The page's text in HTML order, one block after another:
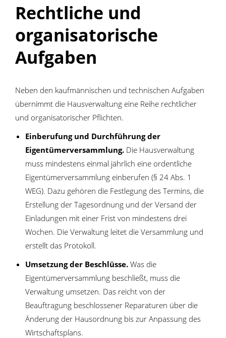
Rechtliche und
organisatorische
Aufgaben
Neben den kaufmännischen und technischen Aufgaben
übernimmt die Hausverwaltung eine Reihe rechtlicher
und organisatorischer Pflichten.
Einberufung und Durchführung der
Eigentümerversammlung. Die Hausverwaltung
muss mindestens einmal jährlich eine ordentliche
Eigentümerversammlung einberufen (§ 24 Abs. 1
WEG). Dazu gehören die Festlegung des Termins, die
Erstellung der Tagesordnung und der Versand der
Einladungen mit einer Frist von mindestens drei
Wochen. Die Verwaltung leitet die Versammlung und
erstellt das Protokoll.
Umsetzung der Beschlüsse. Was die
Eigentümerversammlung beschließt, muss die
Verwaltung umsetzen. Das reicht von der
Beauftragung beschlossener Reparaturen über die
Änderung der Hausordnung bis zur Anpassung des
Wirtschaftsplans.